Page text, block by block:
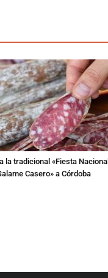
la tradicional «Fiesta Nacional
Casero» a Córdoba